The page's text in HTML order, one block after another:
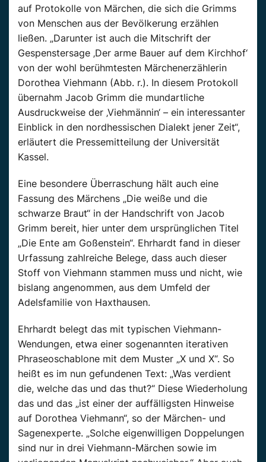
auf Protokolle von Märchen, die sich die Grimms
von Menschen aus der Bevölkerung erzählen
ließen. „Darunter ist auch die Mitschrift der
Gespenstersage ‚Der arme Bauer auf dem Kirchhof‘
von der wohl berühmtesten Märchenerzählerin
Dorothea Viehmann (Abb. r.). In diesem Protokoll
übernahm Jacob Grimm die mundartliche
Ausdruckweise der ‚Viehmännin‘ – ein interessanter
Einblick in den nordhessischen Dialekt jener Zeit“,
erläutert die Pressemitteilung der Universität
Kassel.
Eine besondere Überraschung hält auch eine
Fassung des Märchens „Die weiße und die
schwarze Braut“ in der Handschrift von Jacob
Grimm bereit, hier unter dem ursprünglichen Titel
„Die Ente am Goßenstein“. Ehrhardt fand in dieser
Urfassung zahlreiche Belege, dass auch dieser
Stoff von Viehmann stammen muss und nicht, wie
bislang angenommen, aus dem Umfeld der
Adelsfamilie von Haxthausen.
Ehrhardt belegt das mit typischen Viehmann-
Wendungen, etwa einer sogenannten iterativen
Phraseoschablone mit dem Muster „X und X“. So
heißt es im nun gefundenen Text: „Was verdient
die, welche das und das thut?“ Diese Wiederholung
das und das „ist einer der auffälligsten Hinweise
auf Dorothea Viehmann“, so der Märchen- und
Sagenexperte. „Solche eigenwilligen Doppelungen
sind nur in drei Viehmann-Märchen sowie im